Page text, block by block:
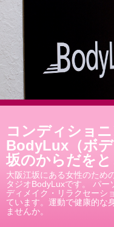
コンディショ
BodyLux（ボ
坂のからだを
大阪江坂にある女性のため
タジオBodyLuxです。 パー
ディメイク・リラクセーシ
ています。運動で健康的な
ませんか。